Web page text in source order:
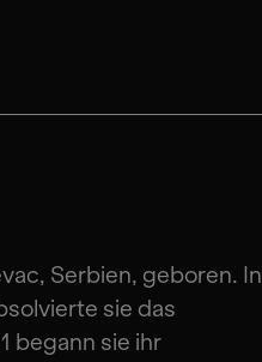
Serbien, geboren. In
sie das
begann sie ihr